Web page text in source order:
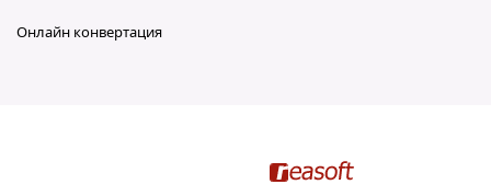
Онлайн конвертация